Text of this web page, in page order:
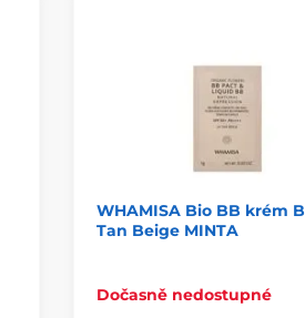
WHAMISA Bio BB krém
Tan Beige MINTA
Dočasně nedostupné